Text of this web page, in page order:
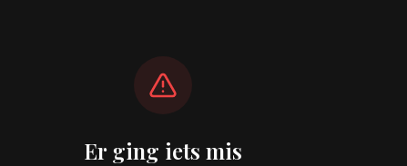
Er ging iets mis